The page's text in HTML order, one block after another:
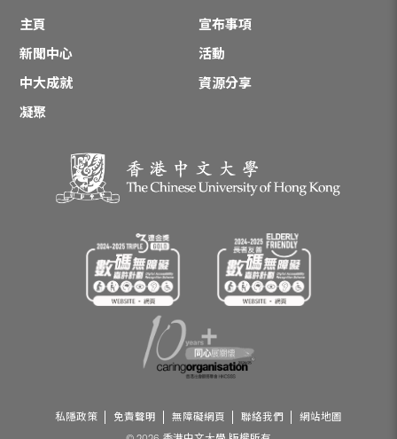
主頁
宣布事項
新聞中心
活動
中大成就
資源分享
凝聚
私隱政策 免責聲明 無障礙網頁 聯絡我們
網站地圖